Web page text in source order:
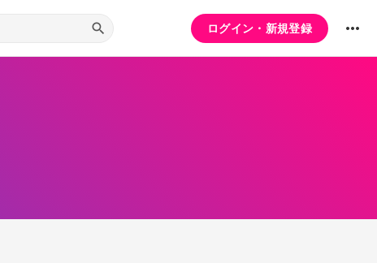
ログイン・新規登録